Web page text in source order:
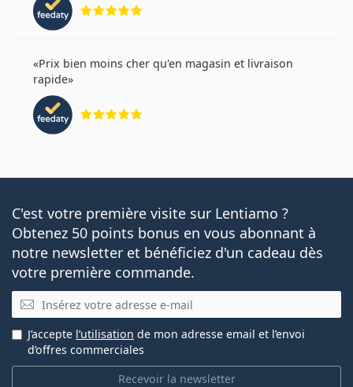
Prix bien moins cher qu'en magasin et livraison
rapide
C'est votre première visite sur Lentiamo ?
Obtenez 50 points bonus en vous abonnant à
notre newsletter et bénéficiez d'un cadeau dès
votre première commande.
E-mail
Recevoir la newsletter
J’accepte l’utilisation de mon adresse email et l’envoi
d’offres commerciales